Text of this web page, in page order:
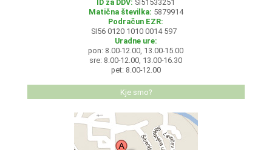
ID za DDV: SI51533251
Matična številka: 5879914
Podračun EZR:
SI56 0120 1010 0014 597
Uradne ure:
pon: 8.00-12.00, 13.00-15.00
sre: 8.00-12.00, 13.00-16.30
pet: 8.00-12.00
Kje smo?